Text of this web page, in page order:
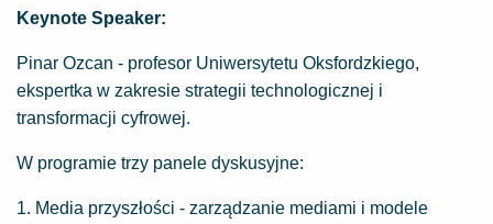
Keynote Speaker:
Pinar Ozcan - profesor Uniwersytetu Oksfordzkiego,
ekspertka w zakresie strategii technologicznej i
transformacji cyfrowej.
W programie trzy panele dyskusyjne:
1. Media przyszłości - zarządzanie mediami i modele